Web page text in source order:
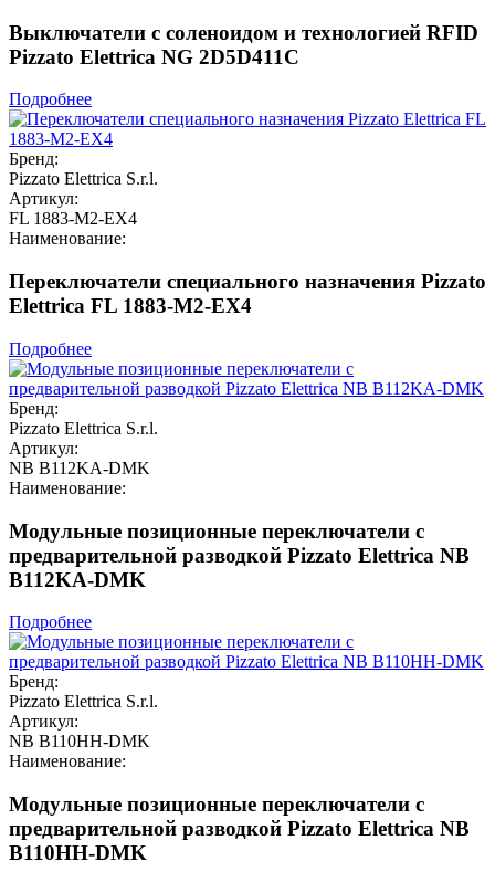
Выключатели с соленоидом и технологией RFID
Pizzato Elettrica NG 2D5D411C
Подробнее
Бренд:
Pizzato Elettrica S.r.l.
Артикул:
FL 1883-M2-EX4
Наименование:
Переключатели специального назначения Pizzato
Elettrica FL 1883-M2-EX4
Подробнее
Бренд:
Pizzato Elettrica S.r.l.
Артикул:
NB B112KA-DMK
Наименование:
Модульные позиционные переключатели с
предварительной разводкой Pizzato Elettrica NB
B112KA-DMK
Подробнее
Бренд:
Pizzato Elettrica S.r.l.
Артикул:
NB B110HH-DMK
Наименование:
Модульные позиционные переключатели с
предварительной разводкой Pizzato Elettrica NB
B110HH-DMK